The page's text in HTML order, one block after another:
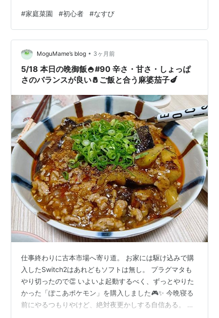
#家庭菜園 #初心者 #なすび
MoguMame’s blog • 3ヶ月前
5/18 本日の晩御飯🍚#90 辛さ・甘さ・しょっぱ
さのバランスが良い🧂ご飯と合う麻婆茄子🍆
仕事終わりに古本市場へ寄り道。 お家には駆け込みで購
入したSwitch2はあれどもソフトは無し。 プラグマタも
やり切ったので👏 いよいよ起動するべく、ずっとやりた
かった「ぽこあポケモン」を購入しました🎮✨ 今晩寝る
前にやるつもりやけど、絶対夜更かしする自信ある。 そ